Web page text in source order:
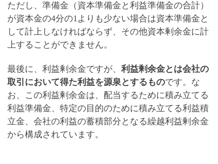
ただし、 準備金（資本準備金と利益準備金の合計）
が資本金の4分の1よりも少ない場合は資本準備金と
して計上しなければならず、その他資本剰余金に計
上することができません。
最後に、利益剰余金ですが、 利益剰余金とは会社の
取引において得た利益を源泉とするものです。な
お、この利益剰余金は、配当するために積み立てる
利益準備金、特定の目的のために積み立てる利益積
立金、会社の利益の蓄積部分となる繰越利益剰余金
から構成されています。